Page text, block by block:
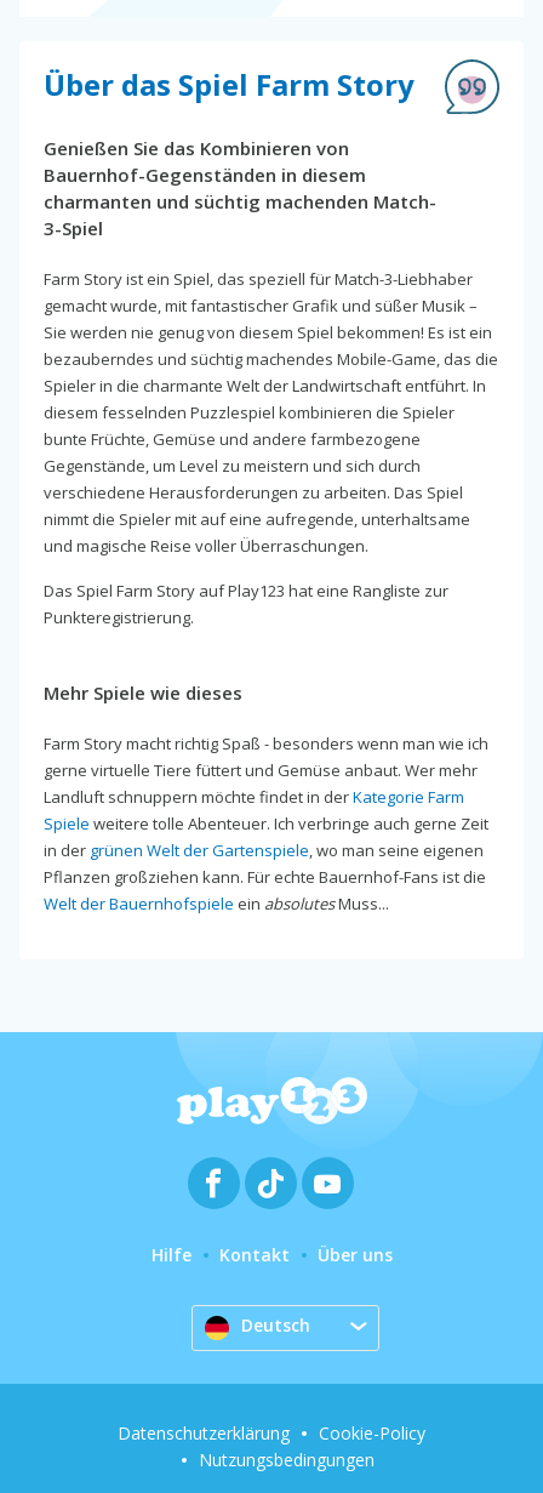
Über das Spiel Farm Story
Genießen Sie das Kombinieren von
Bauernhof-Gegenständen in diesem
charmanten und süchtig machenden Match-
3-Spiel
Farm Story ist ein Spiel, das speziell für Match-3-Liebhaber
gemacht wurde, mit fantastischer Grafik und süßer Musik –
Sie werden nie genug von diesem Spiel bekommen! Es ist ein
bezauberndes und süchtig machendes Mobile-Game, das die
Spieler in die charmante Welt der Landwirtschaft entführt. In
diesem fesselnden Puzzlespiel kombinieren die Spieler
bunte Früchte, Gemüse und andere farmbezogene
Gegenstände, um Level zu meistern und sich durch
verschiedene Herausforderungen zu arbeiten. Das Spiel
nimmt die Spieler mit auf eine aufregende, unterhaltsame
und magische Reise voller Überraschungen.
Das Spiel Farm Story auf Play123 hat eine Rangliste zur
Punkteregistrierung.
Mehr Spiele wie dieses
Farm Story macht richtig Spaß - besonders wenn man wie ich
gerne virtuelle Tiere füttert und Gemüse anbaut. Wer mehr
Landluft schnuppern möchte findet in derKategorie Farm
Spiele weitere tolle Abenteuer. Ich verbringe auch gerne Zeit
in der grünen Welt der Gartenspiele, wo man seine eigenen
Pflanzen großziehen kann. Für echte Bauernhof-Fans ist die
Welt der Bauernhofspiele ein absolutesMuss...
Hilfe Kontakt Über uns
Deutsch
Datenschutzerklärung
Cookie-Policy
Nutzungsbedingungen